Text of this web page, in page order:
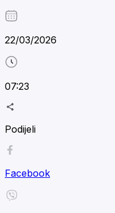
22/03/2026
07:23
Podijeli
Facebook